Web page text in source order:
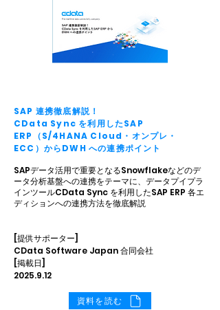
SAP 連携徹底解説！
CData Sync を利用したSAP
ERP（S/4HANA Cloud・オンプレ・
ECC）からDWH への連携ポイント
SAPデータ活用で重要となるSnowflakeなどのデ
ータ分析基盤への連携をテーマに、データプイプラ
インツールCData Sync を利用したSAP ERP 各エ
ディションへの連携方法を徹底解説
[提供サポーター]
CData Software Japan 合同会社
[掲載日]
2025.9.12
資料を読む